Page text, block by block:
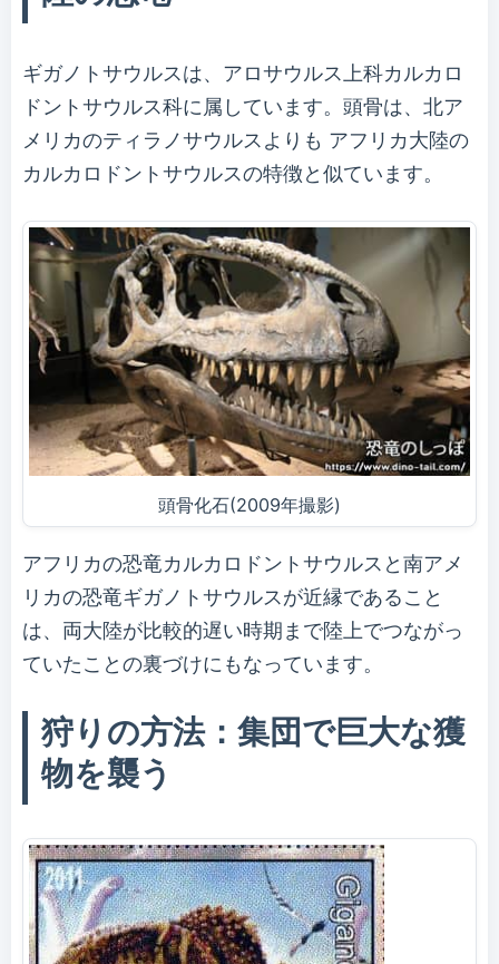
ギガノトサウルスは、アロサウルス上科カルカロ
ドントサウルス科に属しています。頭骨は、北ア
メリカのティラノサウルスよりも アフリカ大陸の
カルカロドントサウルスの特徴と似ています。
頭骨化石(2009年撮影)
アフリカの恐竜カルカロドントサウルスと南アメ
リカの恐竜ギガノトサウルスが近縁であること
は、両大陸が比較的遅い時期まで陸上でつながっ
ていたことの裏づけにもなっています。
狩りの方法：集団で巨大な獲
物を襲う